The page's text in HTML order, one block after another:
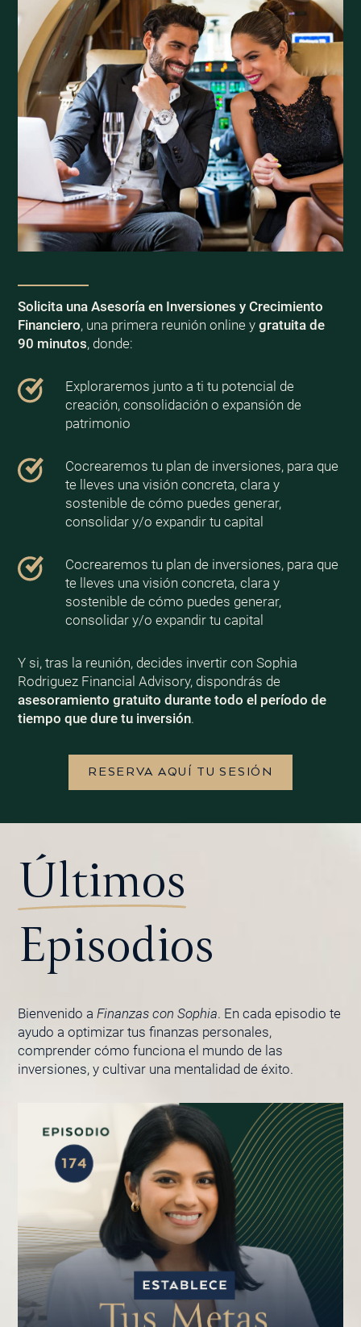
Solicita una Asesoría en Inversiones y Crecimiento
Financiero, una primera reunión online y gratuita de
90 minutos, donde:
Exploraremos junto a ti tu potencial de
creación, consolidación o expansión de
patrimonio
Cocrearemos tu plan de inversiones, para que
te lleves una visión concreta, clara y
sostenible de cómo puedes generar,
consolidar y/o expandir tu capital
Cocrearemos tu plan de inversiones, para que
te lleves una visión concreta, clara y
sostenible de cómo puedes generar,
consolidar y/o expandir tu capital
Y si, tras la reunión, decides invertir con Sophia
Rodriguez Financial Advisory, dispondrás de
asesoramiento gratuito durante todo el período de
tiempo que dure tu inversión.
RESERVA AQUÍ TU SESIÓN
Últimos
Episodios
Bienvenido a Finanzas con Sophia. En cada episodio te
ayudo a optimizar tus finanzas personales,
comprender cómo funciona el mundo de las
inversiones, y cultivar una mentalidad de éxito.
PÁGINAPÁGINA
PÁGINAPÁGINA
PÁGINA
PÁGINAPÁGINA